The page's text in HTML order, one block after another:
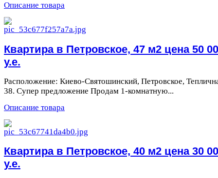
Описание товара
Квартира в Петровское, 47 м2 цена 50
у.е.
Расположение: Киево-Святошинский, Петровское,
38. Супер предложение Продам 1-комнатную...
Описание товара
Квартира в Петровское, 40 м2 цена 30
у.е.